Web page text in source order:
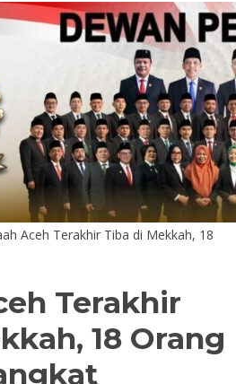
Aceh Terakhir Tiba di Mekkah, 18
Terakhir
18 Orang